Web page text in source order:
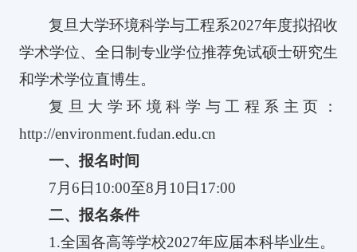
复旦大学环境科学与工程系2027年度拟招收
学术学位、全日制专业学位推荐免试硕士研究生
和学术学位直博生。
复旦大学环境科学与工程系主页：
http://environment.fudan.edu.cn
一、报名时间
7月 6 日 10:00至8月 10 日 17:00
二、报名条件
1.全国各高等学校2027年应届本科毕业生。